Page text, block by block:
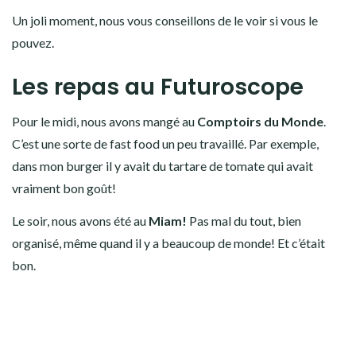
Un joli moment, nous vous conseillons de le voir si vous le
pouvez.
Les repas au Futuroscope
Pour le midi, nous avons mangé au Comptoirs du Monde
C’est une sorte de fast food un peu travaillé. Par exemple,
dans mon burger il y avait du tartare de tomate qui avait
vraiment bon goût!
Le soir, nous avons été au Miam! Pas mal du tout, bien
organisé, même quand il y a beaucoup de monde! Et c’était
bon.